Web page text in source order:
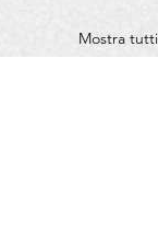
Mostra tutti